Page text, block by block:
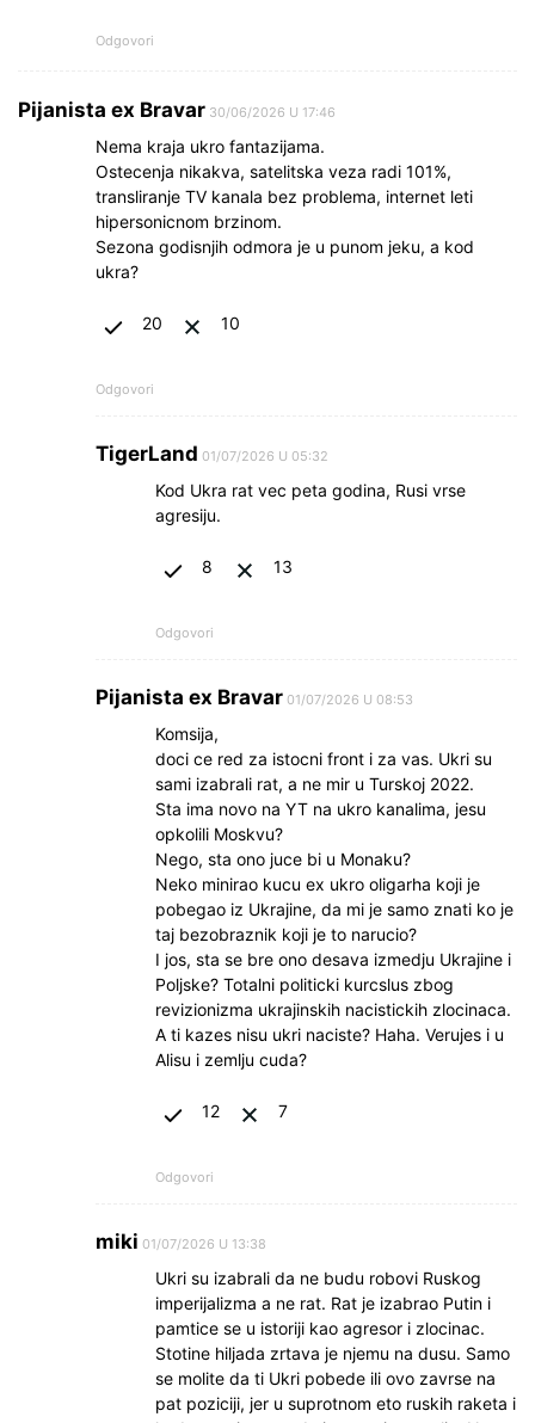
Odgovori
Pijanista ex Bravar 30/06/2026 U 17:46
Nema kraja ukro fantazijama.
Ostecenja nikakva, satelitska veza radi 101%,
transliranje TV kanala bez problema, internet leti
hipersonicnom brzinom.
Sezona godisnjih odmora je u punom jeku, a kod
ukra?
20 10
Odgovori
TigerLand 01/07/2026 U 05:32
Kod Ukra rat vec peta godina, Rusi vrse
agresiju.
8 13
Odgovori
Pijanista ex Bravar 01/07/2026 U 08:53
Komsija,
doci ce red za istocni front i za vas. Ukri su
sami izabrali rat, a ne mir u Turskoj 2022.
Sta ima novo na YT na ukro kanalima, jesu
opkolili Moskvu?
Nego, sta ono juce bi u Monaku?
Neko minirao kucu ex ukro oligarha koji je
pobegao iz Ukrajine, da mi je samo znati ko je
taj bezobraznik koji je to narucio?
I jos, sta se bre ono desava izmedju Ukrajine i
Poljske? Totalni politicki kurcslus zbog
revizionizma ukrajinskih nacistickih zlocinaca.
A ti kazes nisu ukri naciste? Haha. Verujes i u
Alisu i zemlju cuda?
12 7
Odgovori
miki 01/07/2026 U 13:38
Ukri su izabrali da ne budu robovi Ruskog
imperijalizma a ne rat. Rat je izabrao Putin i
pamtice se u istoriji kao agresor i zlocinac.
Stotine hiljada zrtava je njemu na dusu. Samo
se molite da ti Ukri pobede ili ovo zavrse na
pat poziciji, jer u suprotnom eto ruskih raketa i